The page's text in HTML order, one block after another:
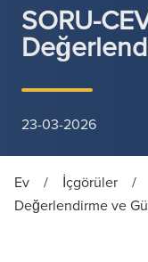
SORU-
23-03-2026
Ev / İçgörüler /
Değerlendirme ve